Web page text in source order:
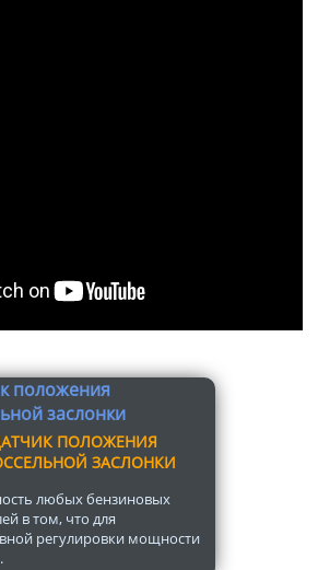
ПОЛОЖЕНИЯ
ЗАСЛОНКИ
любых бензиновых
в том, что для
регулировки мощности